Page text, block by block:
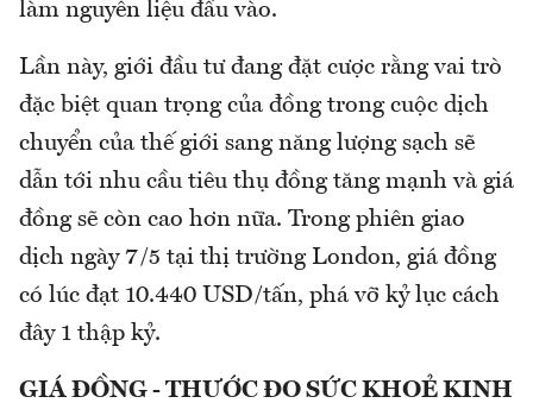
làm nguyên liệu đầu vào.
Lần này, giới đầu tư đang đặt cược rằng vai trò
đặc biệt quan trọng của đồng trong cuộc dịch
chuyển của thế giới sang năng lượng sạch sẽ
dẫn tới nhu cầu tiêu thụ đồng tăng mạnh và giá
đồng sẽ còn cao hơn nữa. Trong phiên giao
dịch ngày 7/5 tại thị trường London, giá đồng
có lúc đạt 10.440 USD/tấn, phá vỡ kỷ lục cách
đây 1 thập kỷ.
GIÁ ĐỒNG - THƯỚC ĐO SỨC KHOẺ KINH